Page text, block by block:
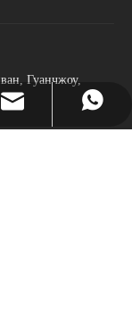
Гуанчжоу,